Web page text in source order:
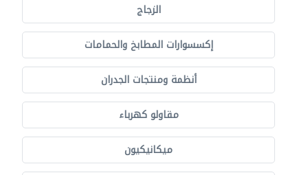
الزجاج
إكسسوارات المطابخ والحمامات
أنظمة ومنتجات الجدران
مقاولو كهرباء
ميكانيكيون